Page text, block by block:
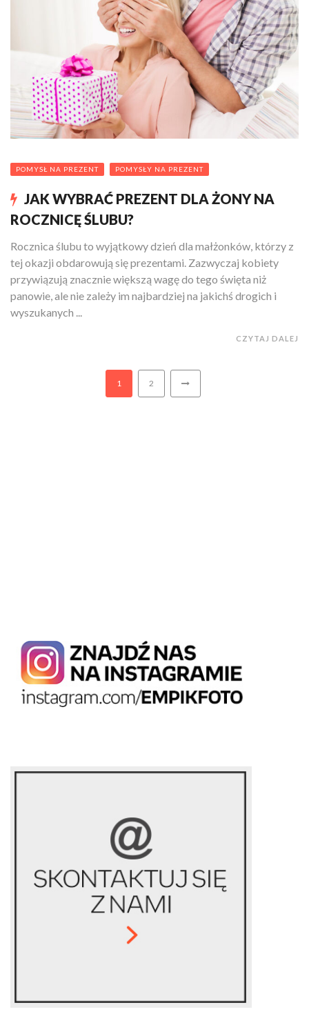
POMYSŁ NA PREZENT POMYSŁY NA PREZENT
JAK WYBRAĆ PREZENT DLA ŻONY NA
ROCZNICĘ ŚLUBU?
Rocznica ślubu to wyjątkowy dzień dla małżonków, którzy z
tej okazji obdarowują się prezentami. Zazwyczaj kobiety
przywiązują znacznie większą wagę do tego święta niż
panowie, ale nie zależy im najbardziej na jakichś drogich i
wyszukanych ...
CZYTAJ DALEJ
1 2